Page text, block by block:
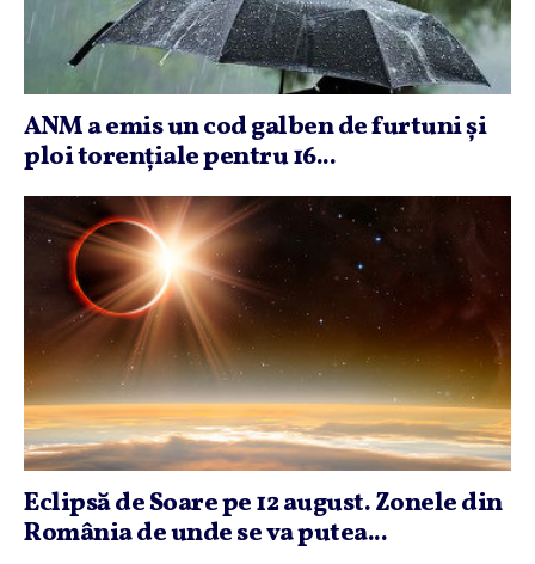
ANM a emis un cod galben de furtuni şi
ploi torenţiale pentru 16...
Eclipsă de Soare pe 12 august. Zonele din
România de unde se va putea...